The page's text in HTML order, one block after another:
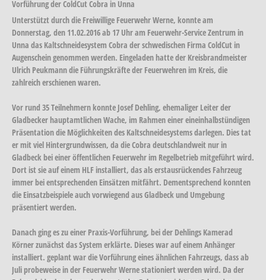
Vorführung der ColdCut Cobra in Unna
Unterstützt durch die Freiwillige Feuerwehr Werne, konnte am
Donnerstag, den 11.02.2016 ab 17 Uhr am Feuerwehr-Service Zentrum in
Unna das Kaltschneidesystem Cobra der schwedischen Firma ColdCut in
Augenschein genommen werden. Eingeladen hatte der Kreisbrandmeister
Ulrich Peukmann die Führungskräfte der Feuerwehren im Kreis, die
zahlreich erschienen waren.
Vor rund 35 Teilnehmern konnte Josef Dehling, ehemaliger Leiter der
Gladbecker hauptamtlichen Wache, im Rahmen einer eineinhalbstündigen
Präsentation die Möglichkeiten des Kaltschneidesystems darlegen. Dies tat
er mit viel Hintergrundwissen, da die Cobra deutschlandweit nur in
Gladbeck bei einer öffentlichen Feuerwehr im Regelbetrieb mitgeführt wird.
Dort ist sie auf einem HLF installiert, das als erstausrückendes Fahrzeug
immer bei entsprechenden Einsätzen mitfährt. Dementsprechend konnten
die Einsatzbeispiele auch vorwiegend aus Gladbeck und Umgebung
präsentiert werden.
Danach ging es zu einer Praxis-Vorführung, bei der Dehlings Kamerad
Körner zunächst das System erklärte. Dieses war auf einem Anhänger
installiert. geplant war die Vorführung eines ähnlichen Fahrzeugs, dass ab
Juli probeweise in der Feuerwehr Werne stationiert werden wird. Da der